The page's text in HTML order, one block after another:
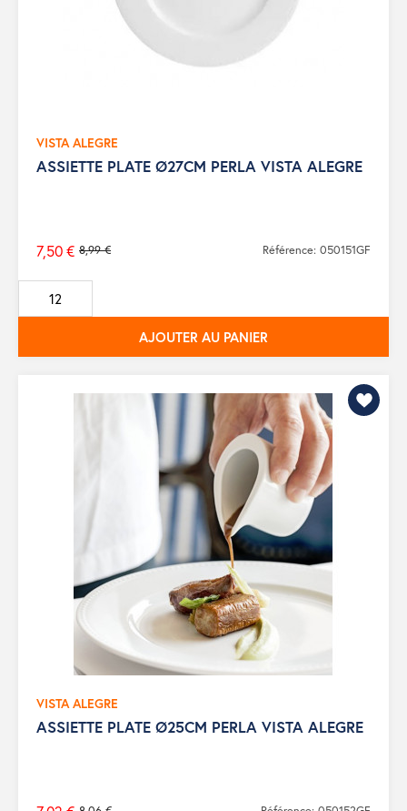
VISTA ALEGRE
ASSIETTE PLATE Ø27CM PERLA VISTA ALEGRE
Prix
de
base
8,99 €
7,50 € Référence: 050151GF
AJOUTER AU PANIER
VISTA ALEGRE
ASSIETTE PLATE Ø25CM PERLA VISTA ALEGRE